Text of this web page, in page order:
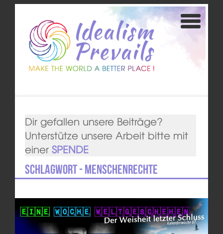
Dir gefallen unsere Beiträge?
Unterstütze unsere Arbeit bitte mit
einer SPENDE
Schlagwort - Menschenrechte